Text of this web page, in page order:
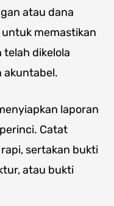
atau dana
memastikan
dikelola
akuntabel.
laporan
Catat
sertakan bukti
atau bukti